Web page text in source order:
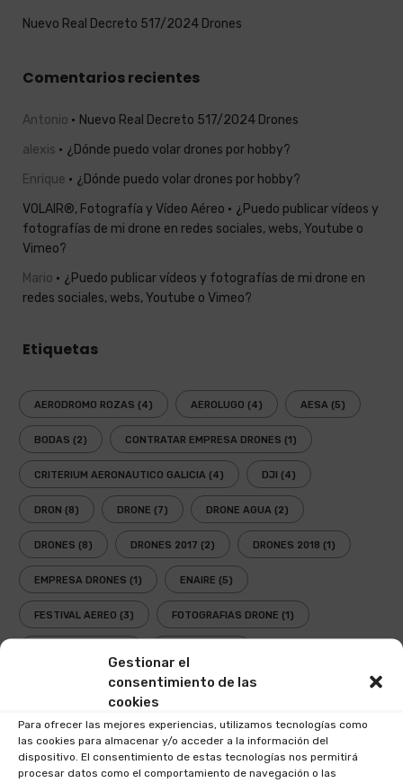
Gestionar el
consentimiento de las
cookies
Para ofrecer las mejores experiencias, utilizamos tecnologías como
las cookies para almacenar y/o acceder a la información del
dispositivo. El consentimiento de estas tecnologías nos permitirá
procesar datos como el comportamiento de navegación o las
Nuevo Real Decreto 517/2024 Drones
Comentarios recientes
Antonio
Nuevo Real Decreto 517/2024 Drones
alexis
¿Dónde puedo volar drones por hobby?
Enrique
¿Dónde puedo volar drones por hobby?
VOLAIR®, Fotografía y Vídeo Aéreo
¿Puedo publicar vídeos y
fotografías de mi drone en redes sociales, webs, Youtube o
Vimeo?
Mario
¿Puedo publicar vídeos y fotografías de mi drone en
redes sociales, webs, Youtube o Vimeo?
Etiquetas
AERODROMO ROZAS (4) AEROLUGO (4) AESA (5)
BODAS (2) CONTRATAR EMPRESA DRONES (1)
CRITERIUM AERONAUTICO GALICIA (4) DJI (4)
DRON (8) DRONE (7) DRONE AGUA (2)
DRONES (8) DRONES 2017 (2) DRONES 2018 (1)
EMPRESA DRONES (1) ENAIRE (5)
FESTIVAL AEREO (3) FOTOGRAFIAS DRONE (1)
GAFAS INMERSIVAS(1) GALICIA(3)
LEY(2) LEY DRONES(3) LEY DRONES 2018(1)
LEY RPAS(3) LEY UAV(3) NORMATIVA(3)